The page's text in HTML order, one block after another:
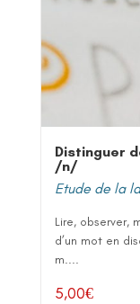
Distinguer
/n/
Etude de la
Lire, observer,
d’un mot en
m....
5,00€